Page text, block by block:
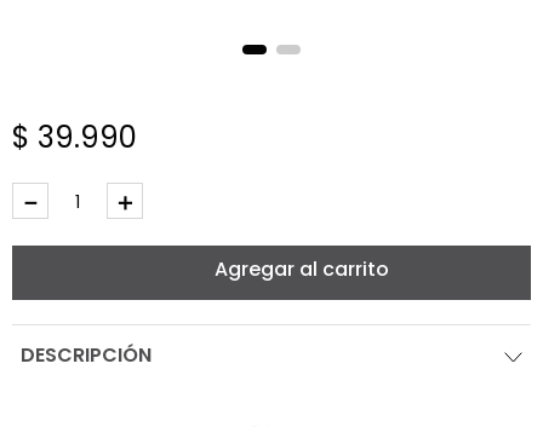
$ 39.990
＋
－
Agregar al carrito
DESCRIPCIÓN